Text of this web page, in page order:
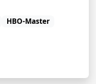
HBO-Master